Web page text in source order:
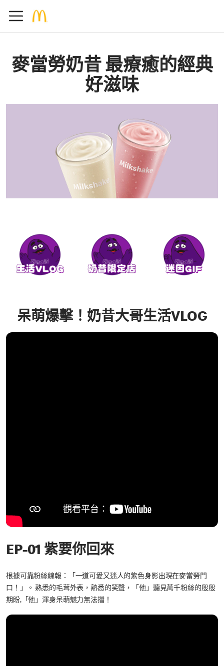
麥當勞奶昔 最療癒的經典
好滋味
呆萌爆擊！奶昔大哥生活VLOG
EP-01 紫要你回來
根據可靠粉絲線報：「一道可愛又迷人的紫色身影出現在麥當勞門
口！」。 熟悉的毛茸外表，熟悉的笑聲，「他」聽見萬千粉絲的殷殷
期盼,「他」渾身呆萌魅力無法擋！